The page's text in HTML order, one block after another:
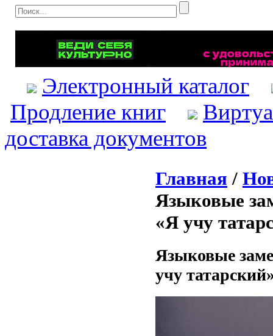
Электронный каталог
Продление книг
доставка документов
Главная /
Языковые
«Я учу
Языковые
учу